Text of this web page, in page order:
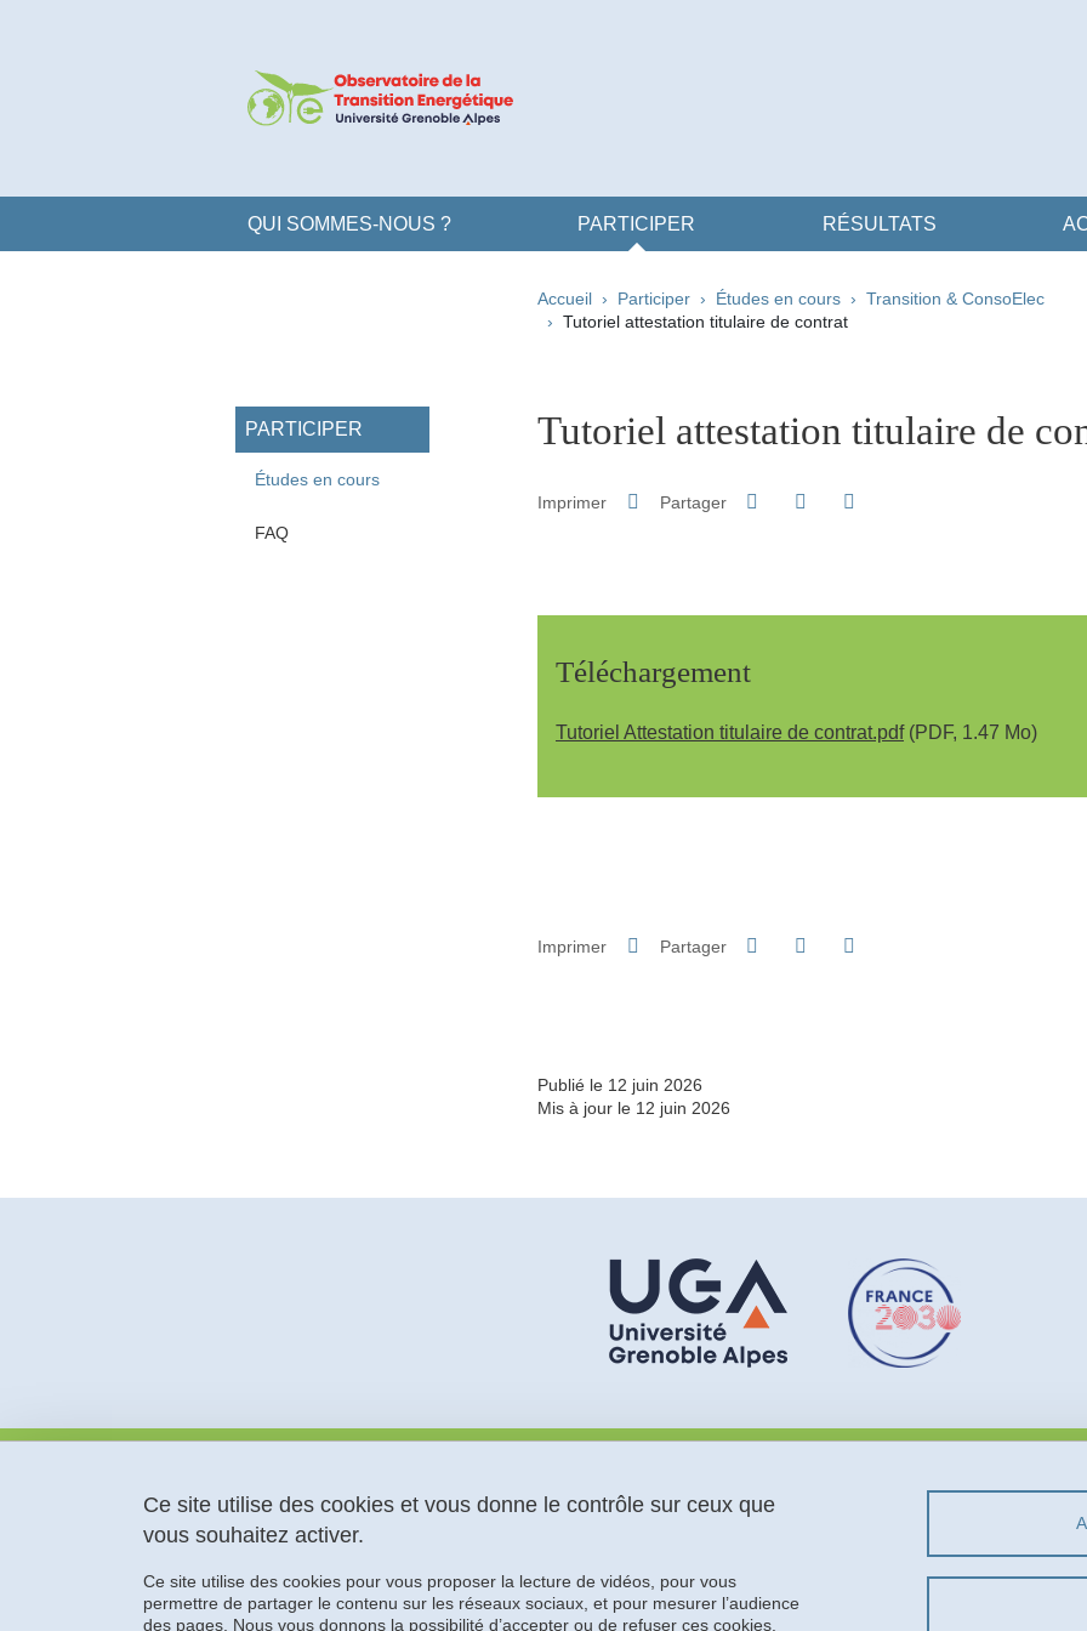
Navigation principale
QUI SOMMES-NOUS ? PARTICIPER RÉSULTATS
Fil d'Ariane
Accueil Participer Études en cours
Transition & ConsoElec
Tutoriel attestation titulaire de contrat
Navigation principale Sidebar
PARTICIPER
Études en cours
FAQ
Tutoriel attestation titulaire de
Imprimer Partager Partager sur Facebook
Partager sur LinkedIn
Téléchargement
Tutoriel Attestation titulaire de contrat.pdf(PDF, 1.47 Mo)
Imprimer Partager Partager sur Facebook
Partager sur LinkedIn
Publié le 12 juin 2026
Mis à jour le 12 juin 2026
Énergétique
Bâtiment GreEn-ER
21 avenue des Martyrs, CS 90624
+33 (0)4 76 82 70 96
Menu footer
Plan du site
Données personnelles
Politique des cookies
Ce site utilise des cookies et vous donne le contrôle sur ceux que
vous souhaitez activer.
Ce site utilise des cookies pour vous proposer la lecture de vidéos, pour vous
permettre de partager le contenu sur les réseaux sociaux, et pour mesurer l’audience
des pages. Nous vous donnons la possibilité d’accepter ou de refuser ces cookies.